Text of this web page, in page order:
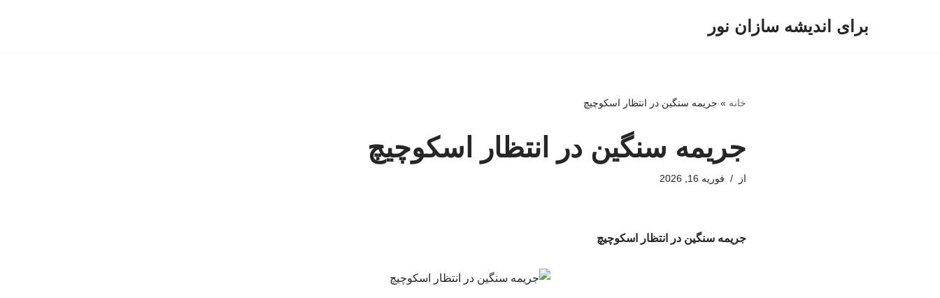
برای اندیشه سازان نور
خانه » جریمه سنگین در انتظار اسکوچیچ
جریمه سنگین در انتظار اسکوچیچ
از فوریه 16, 2026
جریمه سنگین در انتظار اسکوچیچ